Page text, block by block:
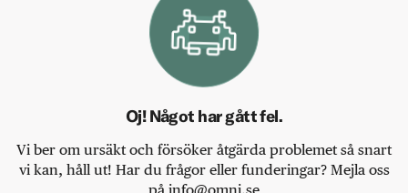
Oj! Något har gått fel.
Vi ber om ursäkt och försöker åtgärda problemet så snart
vi kan, håll ut! Har du frågor eller funderingar? Mejla oss